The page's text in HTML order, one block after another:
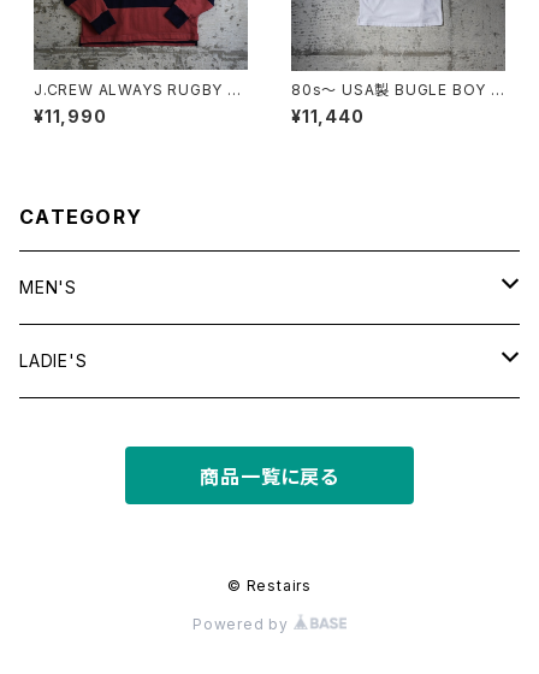
J.CREW ALWAYS RUGBY S
HIRT "PINK"
¥11,990
80s〜 USA製 BUGLE BOY S
WIM Puff Print Tee
¥11,440
CATEGORY
MEN'S
tops
LADIE'S
商品一覧に戻る
© Restairs
Powered by